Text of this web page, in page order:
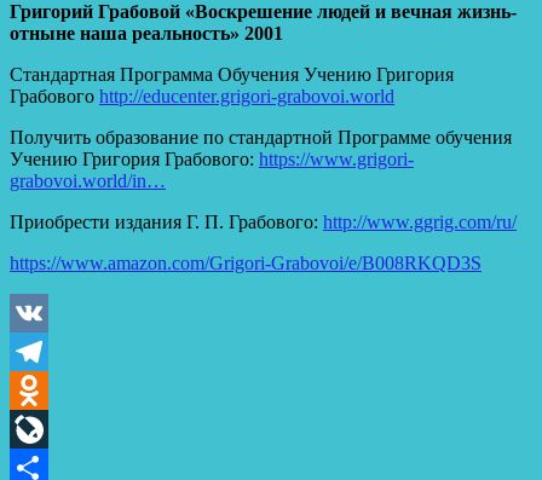
Григорий Грабовой «Воскрешение людей и вечная жизнь-
отныне наша реальность» 2001
Стандартная Программа Обучения Учению Григория
Грабового http://educenter.grigori-grabovoi.world
Получить образование по стандартной Программе обучения
Учению Григория Грабового: https://www.grigori-
grabovoi.world/in…
Приобрести издания Г. П. Грабового: http://www.ggrig.com/ru/
https://www.amazon.com/Grigori-Grabovoi/e/B008RKQD3S
VK
Telegram
Odnoklassniki
LiveJournal